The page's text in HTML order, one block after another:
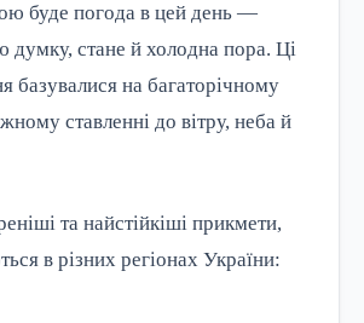
буде погода в цей день —
думку, стане й холодна пора. Ці
базувалися на багаторічному
ставленні до вітру, неба й
та найстійкіші прикмети,
в різних регіонах України: